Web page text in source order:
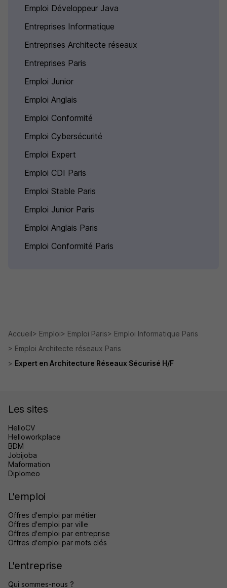
Emploi Développeur Java
Entreprises Informatique
Entreprises Architecte réseaux
Entreprises Paris
Emploi Junior
Emploi Anglais
Emploi Conformité
Emploi Cybersécurité
Emploi Expert
Emploi CDI Paris
Emploi Stable Paris
Emploi Junior Paris
Emploi Anglais Paris
Emploi Conformité Paris
Accueil Emploi Emploi Paris
Emploi Informatique Paris
Emploi Architecte réseaux Paris
Expert en Architecture Réseaux Sécurisé H/F
Les sites
HelloCV
Helloworkplace
BDM
Jobijoba
Maformation
Diplomeo
L'emploi
Offres d'emploi par métier
Offres d'emploi par ville
Offres d'emploi par entreprise
Offres d'emploi par mots clés
L'entreprise
Qui sommes-nous ?